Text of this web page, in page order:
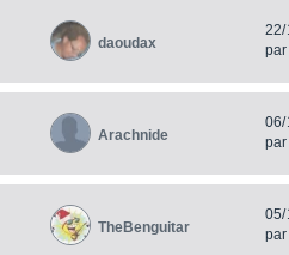
daoudax
22/
par
Arachnide
06/
par
TheBenguitar
05/
par